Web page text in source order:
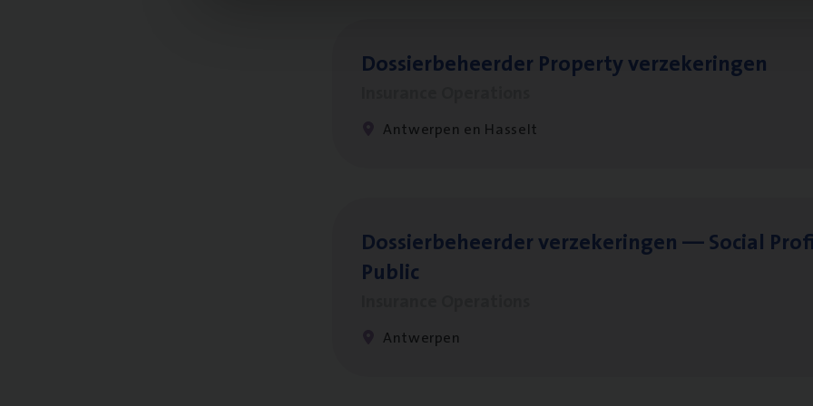
Dos­sier­be­heer­der Pro­per­ty verzekeringen
Antwerpen en Hasselt
Dos­sier­be­heer­der ver­ze­ke­rin­gen — Soci­al
Public
Antwerpen